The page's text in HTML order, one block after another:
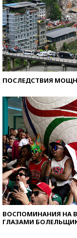
ПОСЛЕДСТВИЯ
ВОСПОМИНАНИЯ НА
ГЛАЗАМИ